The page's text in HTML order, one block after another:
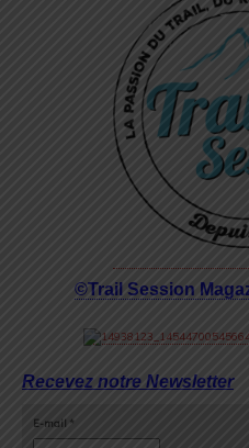
©Trail Session
Recevez notre Newsletter
E-mail *